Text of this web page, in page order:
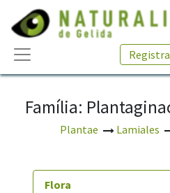
Família:
Plantae Lamiales
Flora